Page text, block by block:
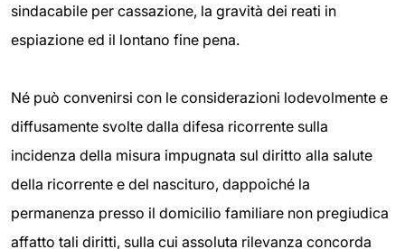
sindacabile per cassazione, la gravità dei reati in
espiazione ed il lontano fine pena.
Né può convenirsi con le considerazioni lodevolmente e
diffusamente svolte dalla difesa ricorrente sulla
incidenza della misura impugnata sul diritto alla salute
della ricorrente e del nascituro, dappoiché la
permanenza presso il domicilio familiare non pregiudica
affatto tali diritti, sulla cui assoluta rilevanza concorda